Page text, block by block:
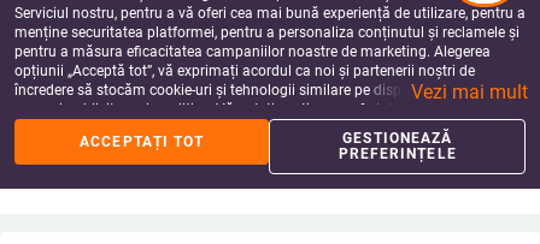
Adaptor OTG tip C la usb 3.0 mamă
femelă Convertor conector
33.89 Lei
add_shopping_cart
rețea Suport Cat7 Cat6 cablu
prelungitor pentru rețea Internet
54.91Lei
add_shopping_cart
Serviciul nostru, pentru a vă oferi cea mai bună experiență de utilizare, pentru a
menține securitatea platformei, pentru a personaliza conținutul și reclamele și
pentru a măsura eficacitatea campaniilor noastre de marketing. Alegerea
opțiunii „Acceptă tot”, vă exprimați acordul ca noi și partenerii noștri de
încredere să stocăm cookie-uri și tehnologii similare pe dispozitivul dvs. în
scopuri publicitare și analitice. Vă puteți gestiona preferințele în orice moment
făcând clic pe „Gestionează preferințele”. Pentru mai multe informații, vă
rugăm să consultațiPolitica noastră de confidențialitate.
Vezi mai mult
ACCEPTAȚI TOT
GESTIONEAZĂ
PREFERINȚELE